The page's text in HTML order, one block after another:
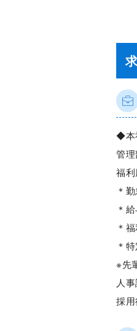
◆本
管
福
＊
＊
＊
＊
※先
人
採